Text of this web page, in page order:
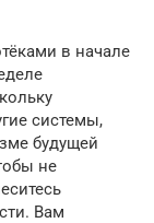
в начале
системы,
будущей
не
Вам